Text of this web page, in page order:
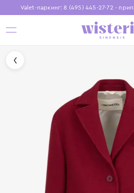
Valet-паркинг: 8 (495) 445-27-72 -
Бесплатная доставка при
Установите приложение, чтобы